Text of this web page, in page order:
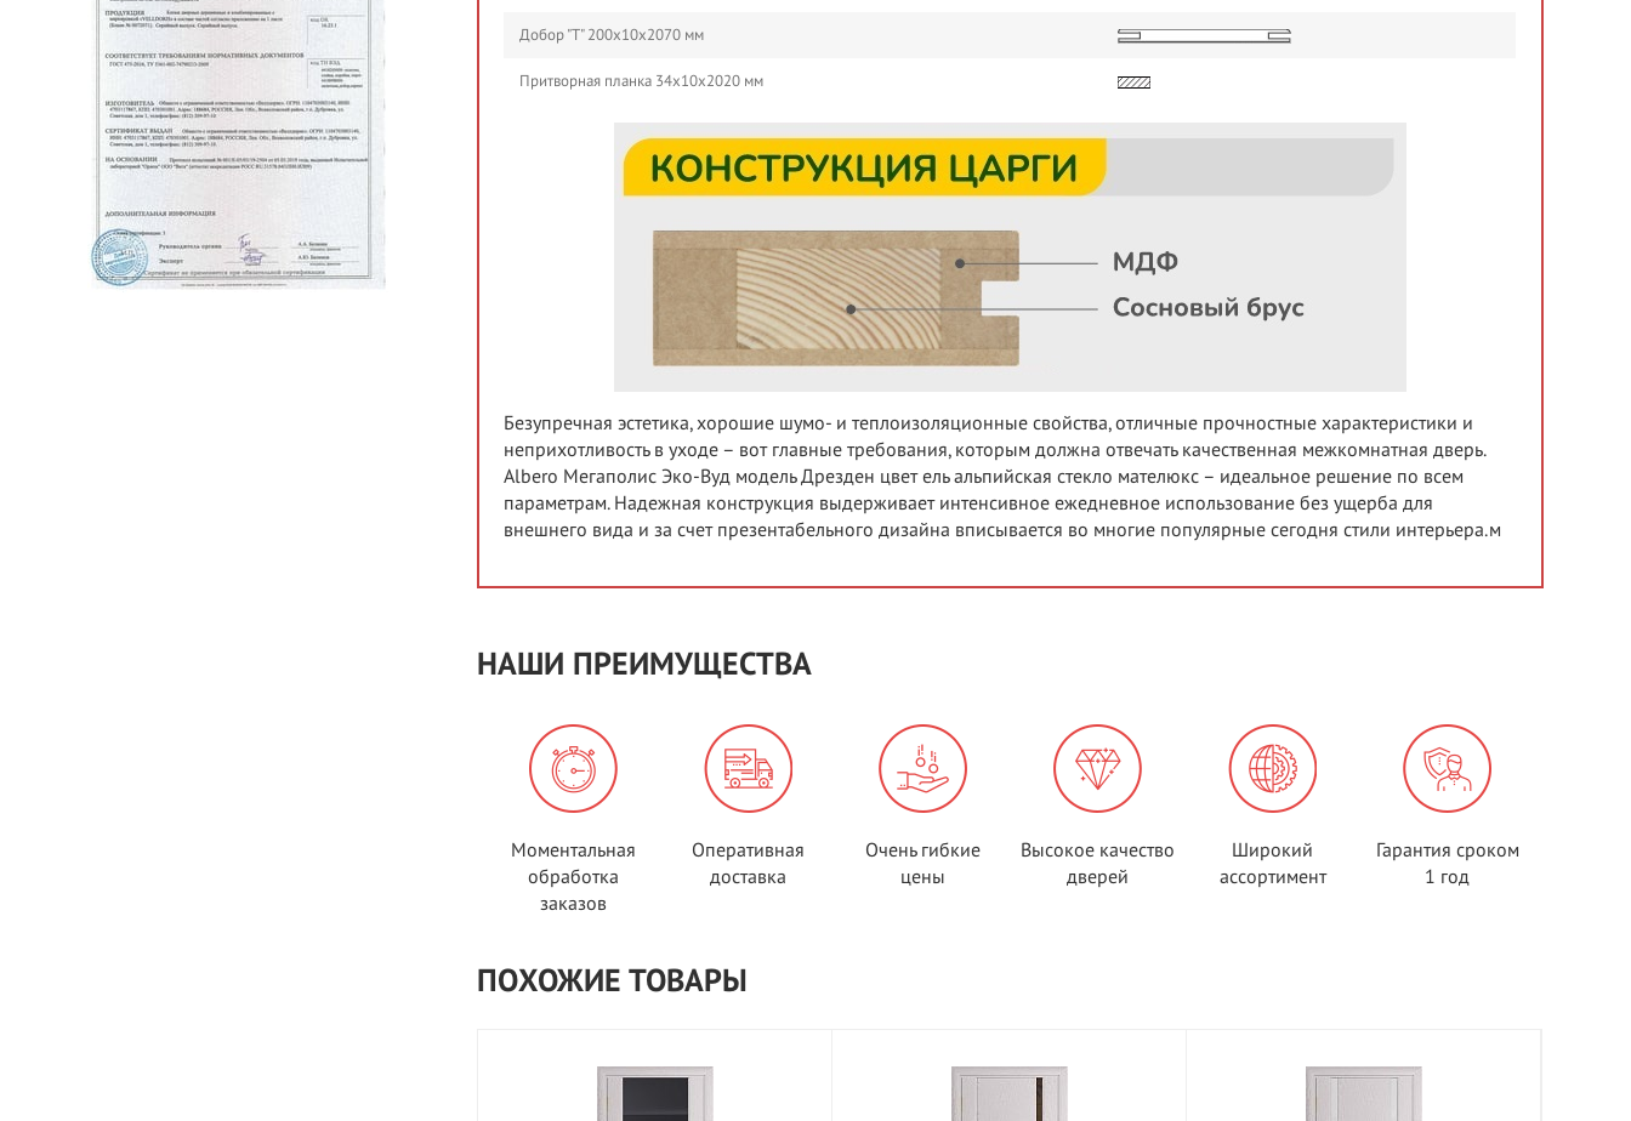
Добор "Т" 200х10х2070 мм
Притворная планка 34х10х2020 мм
Безупречная эстетика, хорошие шумо- и теплоизоляционные свойства, отличные прочностные характеристики и
неприхотливость в уходе – вот главные требования, которым должна отвечать качественная межкомнатная дверь.
Albero Мегаполис Эко-Вуд модель Дрезден цвет ель альпийская стекло мателюкс – идеальное решение по всем
параметрам. Надежная конструкция выдерживает интенсивное ежедневное использование без ущерба для
внешнего вида и за счет презентабельного дизайна вписывается во многие популярные сегодня стили интерьера.м
НАШИ ПРЕИМУЩЕСТВА
Моментальная
обработка
заказов
Оперативная
доставка
Очень гибкие
цены
Высокое качество
дверей
Широкий
ассортимент
Гарантия сроком
1 год
ПОХОЖИЕ ТОВАРЫ